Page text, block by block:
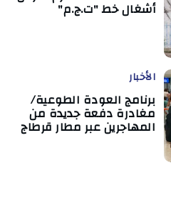
أشغال خط "ت.ج.م"
الأخبار
برنامج العودة الطوعية/
مغادرة دفعة جديدة من
المهاجرين عبر مطار قرطاج